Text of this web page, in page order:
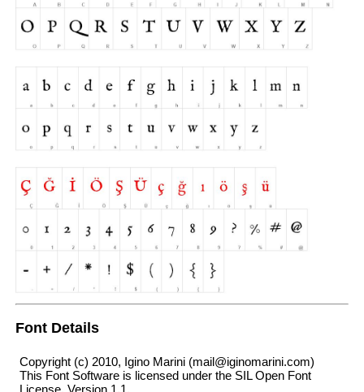
Font Details
Copyright (c) 2010, Igino Marini (mail@iginomarini.com)
This Font Software is licensed under the SIL Open Font